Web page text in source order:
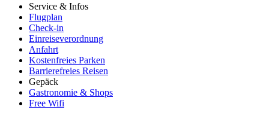
Service & Infos
Flugplan
Check-in
Einreiseverordnung
Anfahrt
Kostenfreies Parken
Barrierefreies Reisen
Gepäck
Gastronomie & Shops
Free Wifi